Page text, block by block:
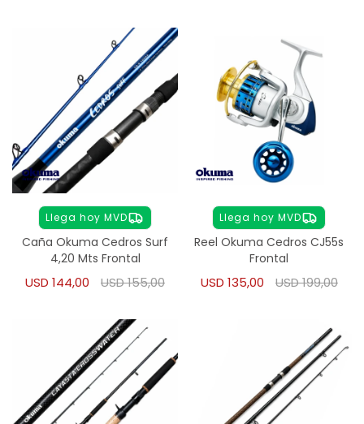
Llega hoy MVD
Caña Okuma Cedros Surf
4,20 Mts Frontal
USD 144,00 USD155,00
Llega hoy MVD
Reel Okuma Cedros CJ55s
Frontal
USD 135,00 USD199,00